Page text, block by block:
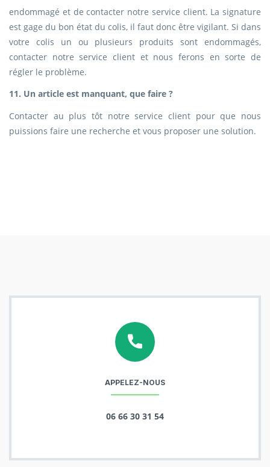
endommagé et de contacter notre service client. La signature
est gage du bon état du colis, il faut donc être vigilant. Si dans
votre colis un ou plusieurs produits sont endommagés,
contacter notre service client et nous ferons en sorte de
régler le problème.
11. Un article est manquant, que faire ?
Contacter au plus tôt notre service client pour que nous
puissions faire une recherche et vous proposer une solution.
APPELEZ-NOUS
06 66 30 31 54